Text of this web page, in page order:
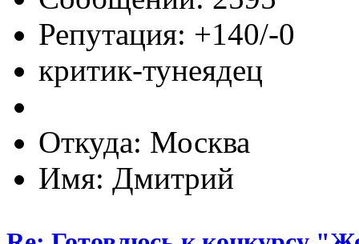
Репутация: +140/-0
критик-тунеядец
Откуда: Москва
Имя: Дмитрий